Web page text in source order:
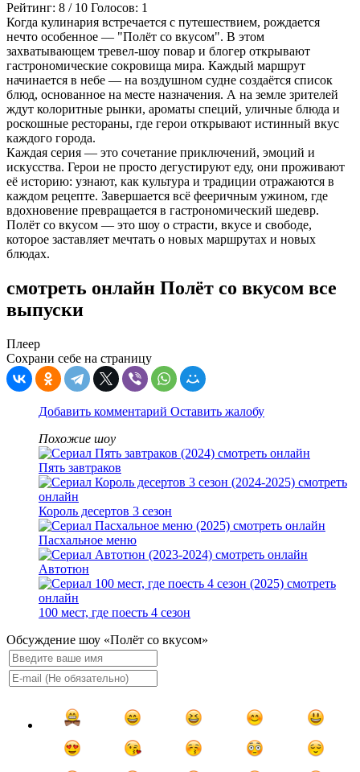
Рейтинг: 8 / 10 Голосов: 1
Когда кулинария встречается с путешествием, рождается
нечто особенное — "Полёт со вкусом". В этом
захватывающем тревел-шоу повар и блогер открывают
гастрономические сокровища мира. Каждый маршрут
начинается в небе — на воздушном судне создаётся список
блюд, основанное на месте назначения. А на земле зрителей
ждут колоритные рынки, ароматы специй, уличные блюда и
роскошные рестораны, где герои открывают истинный вкус
каждого города.
Каждая серия — это сочетание приключений, эмоций и
искусства. Герои не просто дегустируют еду, они проживают
её историю: узнают, как культура и традиции отражаются в
каждом рецепте. Завершается всё фееричным ужином, где
вдохновение превращается в гастрономический шедевр.
Полёт со вкусом — это шоу о страсти, вкусе и свободе,
которое заставляет мечтать о новых маршрутах и новых
блюдах.
смотреть онлайн Полёт со вкусом все
выпуски
Плеер
Сохрани себе на страницу
Добавить комментарий Оставить жалобу
Похожие шоу
Пять завтраков
Король десертов 3 сезон
Пасхальное меню
Автотюн
100 мест, где поесть 4 сезон
Обсуждение шоу «Полёт со вкусом»